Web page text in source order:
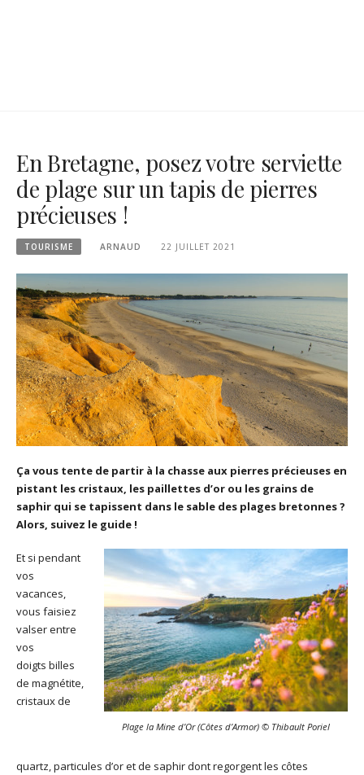
En Bretagne, posez votre serviette
de plage sur un tapis de pierres
précieuses !
TOURISME ARNAUD 22 JUILLET 2021
Ça vous tente de partir à la chasse aux pierres précieuses en
pistant les cristaux, les paillettes d’or ou les grains de
saphir qui se tapissent dans le sable des plages bretonnes ?
Alors, suivez le guide !
Plage la Mine d’Or (Côtes d’Armor) © Thibault Poriel
Et si pendant
vos
vacances,
vous faisiez
valser entre
vos
doigts billes
de magnétite,
cristaux de
quartz, particules d’or et de saphir dont regorgent les côtes